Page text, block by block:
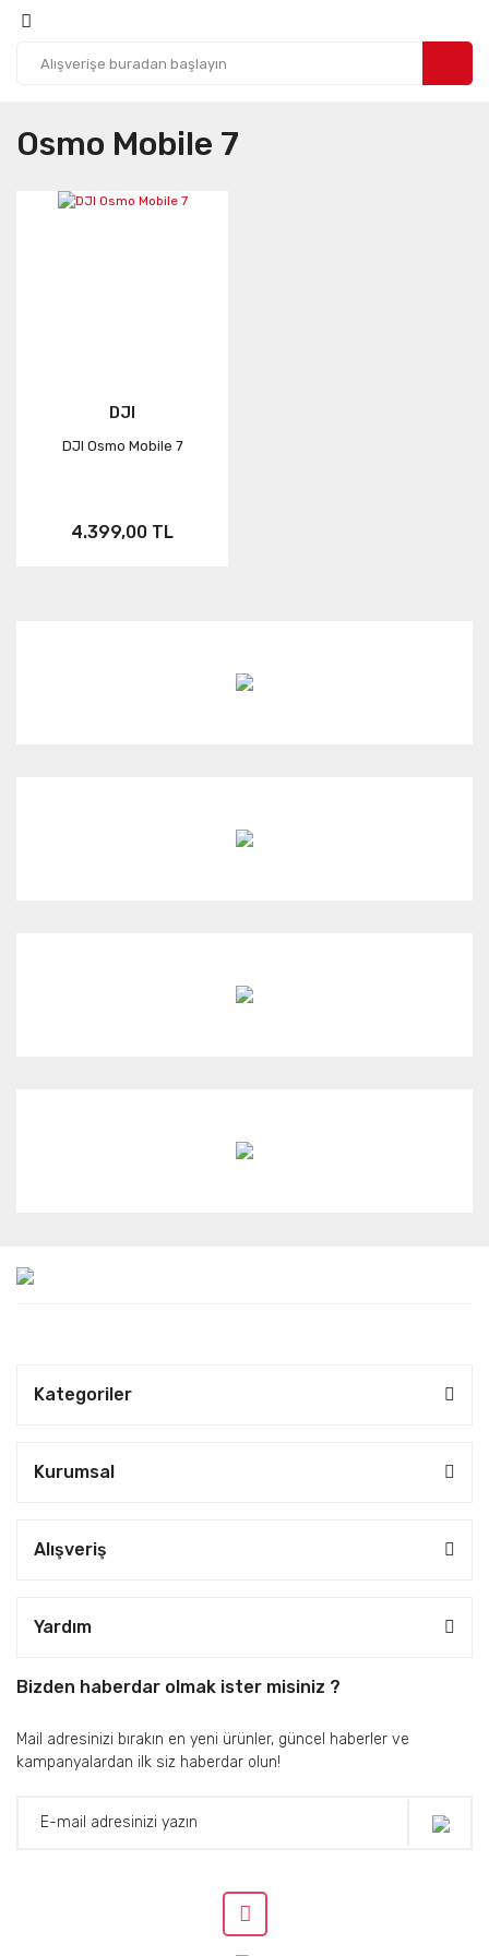
Osmo Mobile 7
DJI
DJI Osmo Mobile 7
4.399,00 TL
Kategoriler
Kurumsal
Alışveriş
Yardım
Bizden haberdar olmak ister misiniz ?
Mail adresinizi bırakın en yeni ürünler, güncel haberler ve
kampanyalardan ilk siz haberdar olun!